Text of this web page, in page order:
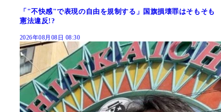
「"不快感"で表現の自由を規制する」国旗損壊罪はそもそも
憲法違反!?
2026年08月08日 08:30